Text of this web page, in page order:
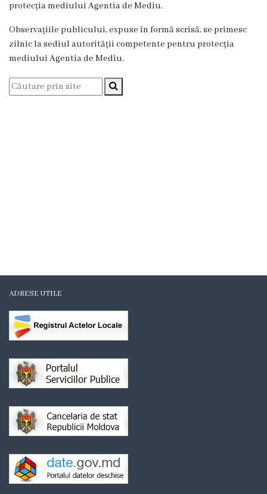
Viceprimari
Viceprimar
domeniul
comunitar
Control
intern
managerial
local
Consiliului
protecția mediului Agentia de Mediu.
Observațiile publicului, expuse în formă scrisă, se primesc
zilnic la sediul autorității competente pentru protecția
mediului Agentia de Mediu.
ADRESE UTILE